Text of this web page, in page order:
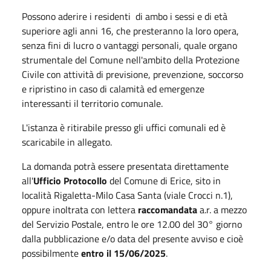
Possono aderire i residenti di ambo i sessi e di età
superiore agli anni 16, che presteranno la loro opera,
senza fini di lucro o vantaggi personali, quale organo
strumentale del Comune nell'ambito della Protezione
Civile con attività di previsione, prevenzione, soccorso
e ripristino in caso di calamità ed emergenze
interessanti il territorio comunale.
L'istanza è ritirabile presso gli uffici comunali ed è
scaricabile in allegato.
La domanda potrà essere presentata direttamente
all'Ufficio Protocollo del Comune di Erice, sito in
località Rigaletta-Milo Casa Santa (viale Crocci n.1),
oppure inoltrata con lettera raccomandataa.r. a mezzo
del Servizio Postale, entro le ore 12.00 del 30° giorno
dalla pubblicazione e/o data del presente avviso e cioè
possibilmenteentro il 15/06/2025.